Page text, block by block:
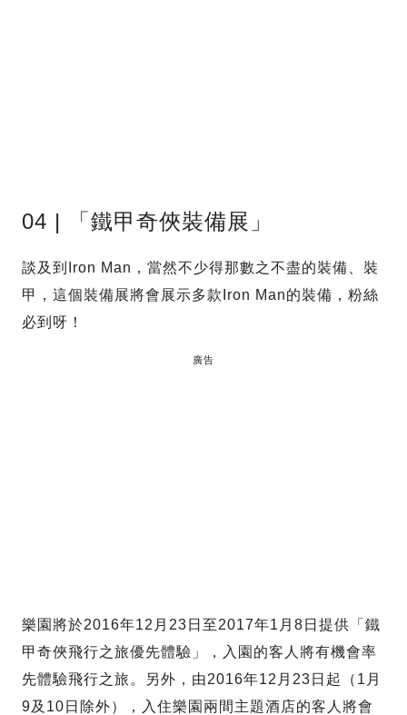
04 | 「鐵甲奇俠裝備展」
談及到Iron Man，當然不少得那數之不盡的裝備、裝
甲，這個裝備展將會展示多款Iron Man的裝備，粉絲
必到呀！
廣告
樂園將於2016年12月23日至2017年1月8日提供「鐵
甲奇俠飛行之旅優先體驗」，入園的客人將有機會率
先體驗飛行之旅。另外，由2016年12月23日起（1月
9及10日除外），入住樂園兩間主題酒店的客人將會